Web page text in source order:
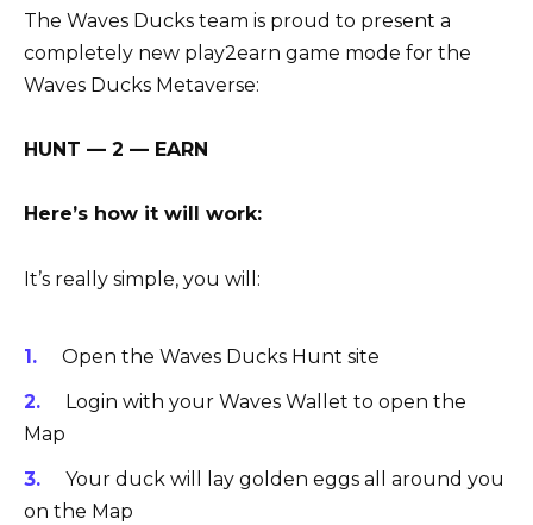
The Waves Ducks team is proud to present a
completely new play2earn game mode for the
Waves Ducks Metaverse:
HUNT — 2 — EARN
Here’s how it will work:
It’s really simple, you will:
Open the Waves Ducks Hunt site
Login with your Waves Wallet to open the
Map
Your duck will lay golden eggs all around you
on the Map